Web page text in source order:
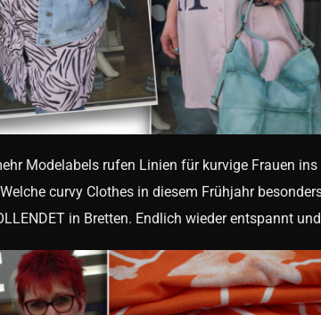
Modelabels rufen Linien für kurvige Frauen
curvy Clothes in diesem Frühjahr
in Bretten. Endlich wieder entspannt